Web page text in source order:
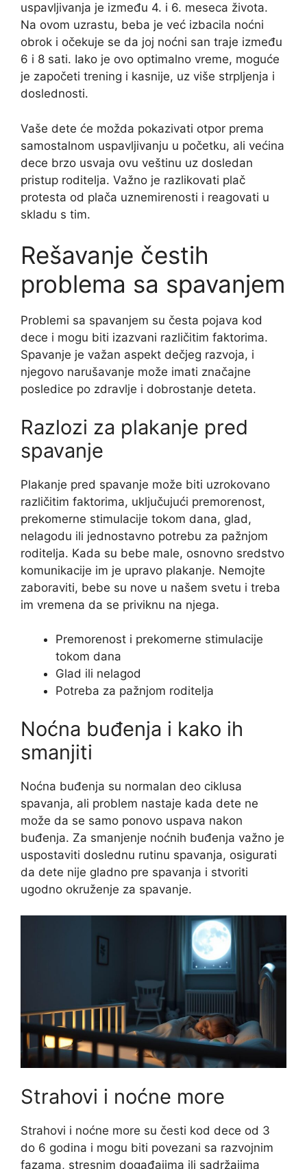
uspavljivanja je između 4. i 6. meseca života.
Na ovom uzrastu, beba je već izbacila noćni
obrok i očekuje se da joj noćni san traje između
6 i 8 sati. Iako je ovo optimalno vreme, moguće
je započeti trening i kasnije, uz više strpljenja i
doslednosti.
Vaše dete će možda pokazivati otpor prema
samostalnom uspavljivanju u početku, ali većina
dece brzo usvaja ovu veštinu uz dosledan
pristup roditelja. Važno je razlikovati plač
protesta od plača uznemirenosti i reagovati u
skladu s tim.
Rešavanje čestih
problema sa spavanjem
Problemi sa spavanjem su česta pojava kod
dece i mogu biti izazvani različitim faktorima.
Spavanje je važan aspekt dečjeg razvoja, i
njegovo narušavanje može imati značajne
posledice po zdravlje i dobrostanje deteta.
Razlozi za plakanje pred
spavanje
Plakanje pred spavanje može biti uzrokovano
različitim faktorima, uključujući premorenost,
prekomerne stimulacije tokom dana, glad,
nelagodu ili jednostavno potrebu za pažnjom
roditelja. Kada su bebe male, osnovno sredstvo
komunikacije im je upravo plakanje. Nemojte
zaboraviti, bebe su nove u našem svetu i treba
im vremena da se priviknu na njega.
Premorenost i prekomerne stimulacije
tokom dana
Glad ili nelagod
Potreba za pažnjom roditelja
Noćna buđenja i kako ih
smanjiti
Noćna buđenja su normalan deo ciklusa
spavanja, ali problem nastaje kada dete ne
može da se samo ponovo uspava nakon
buđenja. Za smanjenje noćnih buđenja važno je
uspostaviti doslednu rutinu spavanja, osigurati
da dete nije gladno pre spavanja i stvoriti
ugodno okruženje za spavanje.
Strahovi i noćne more
Strahovi i noćne more su česti kod dece od 3
do 6 godina i mogu biti povezani sa razvojnim
fazama, stresnim događajima ili sadržajima